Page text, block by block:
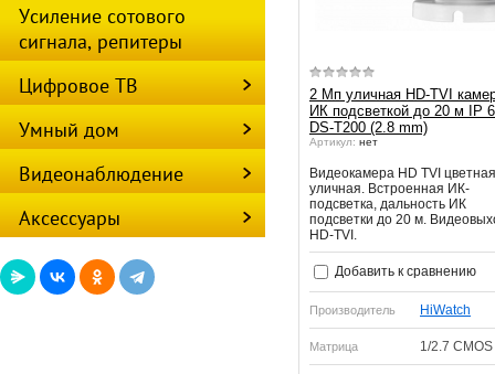
2 Мп уличная HD-TVI
ИК подсветкой до 20 м IP
DS-T200 (2.8 mm)
Артикул: нет
Видеокамера HD TVI цветная
уличная. Встроенная ИК-
подсветка, дальность ИК
подсветки до 20 м.
HD-TVI.
Добавить к сравнению
Производитель HiWatch
Матрица 1/2.7 CMOS
Усиление сотового
сигнала, репитеры
Цифровое ТВ
Умный дом
Видеонаблюдение
Аксессуары